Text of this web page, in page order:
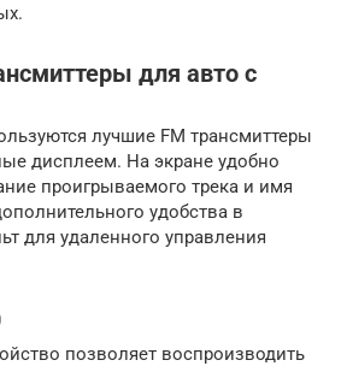
для авто c
лучшие FM трансмиттеры
дисплеем. На экране удобно
проигрываемого трека и имя
удобства в
для удаленного управления
позволяет воспроизводить